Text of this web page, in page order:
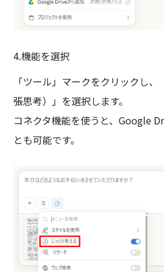
4.機能を選択
「ツール」マークをクリックし
張思考）」を選択します。
コネクタ機能を使うと、Google
とも可能です。